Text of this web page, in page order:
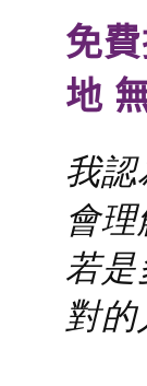
免
地
我
會
若
對